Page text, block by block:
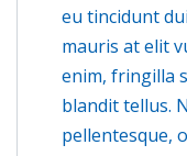
eu tincidunt
mauris at elit
enim, fringilla
blandit tellus.
pellentesque,